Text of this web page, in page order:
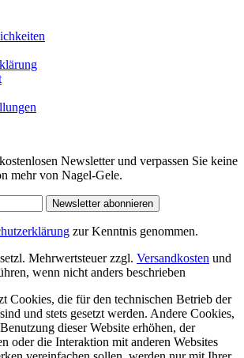
Newsletter und verpassen Sie keine
mehr von Nagel-Gele.
Newsletter abonnieren
zur Kenntnis genommen.
Mehrwertsteuer zzgl. Versandkosten und
wenn nicht anders beschrieben
Cookies, die für den technischen Betrieb der
und stets gesetzt werden. Andere Cookies,
dieser Website erhöhen, der
oder die Interaktion mit anderen Websites